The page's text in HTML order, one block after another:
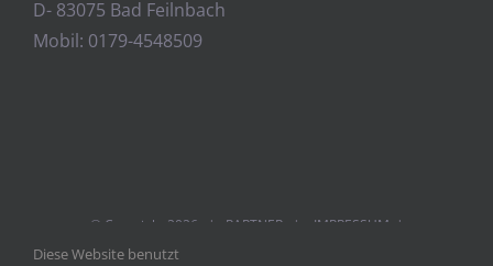
D- 83075 Bad Feilnbach
Mobil: 0179-4548509
© Copyright 2026 | PARTNER| IMPRESSUM |
DATENSCHUTZ| POWERED BY
Diese Website benutzt